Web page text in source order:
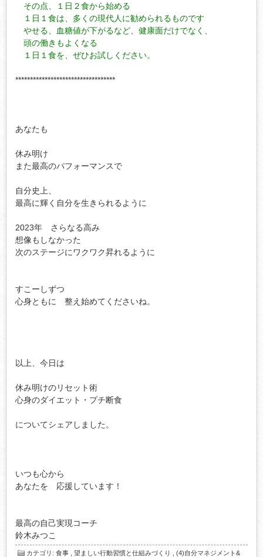
その点、１日２食から始める
１日１食は、多くの現代人に勧められるものです
やせる、血糖値が下がるなど、健康面だけでなく、
頭の働きもよくなる
**********************************
あなたも
休み明け
また最高のパフォーマンスで
自分史上、
最高に輝く自分を生きられるように
2023年　さらなる高み
想像もしなかった
次のステージにワクワク昇れるように
すこーしずつ
心身ともに　整え始めてくださいね。
以上、今日は
休み明けのリセット術
心身のダイエット・プチ断食
についてシェアしました。
いつも心から
あなたを　応援しています！
最高の自己実現コーチ
鈴木みつこ
カテゴリ : 食事, 望ましい行動習慣と仕組みづくり
(4)自分マネジメント&